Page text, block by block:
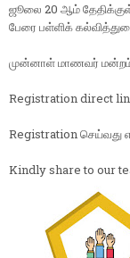
ஜூலை 20 ஆம்
பேரை பள்ளிக்
முன்னாள் மாணவர் மன்றம்
Registration direct
Registration செய்வது
Kindly share to our